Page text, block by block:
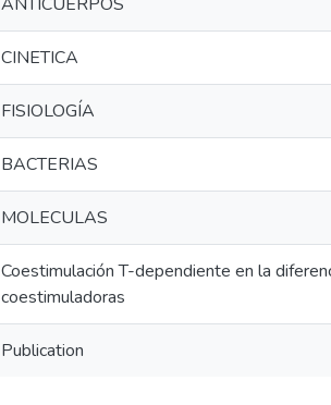
CINETICA
FISIOLOGÍA
BACTERIAS
MOLECULAS
Coestimulación T-dependiente en la
coestimuladoras
Publication